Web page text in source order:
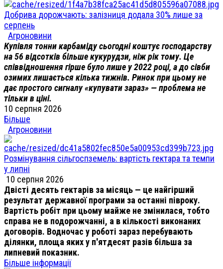
Добрива дорожчають: залізниця додала 30% лише за
серпень
Агроновини
Купівля тонни карбаміду сьогодні коштує господарству
на 56 відсотків більше кукурудзи, ніж рік тому. Це
співвідношення гірше було лише у 2022 році, а до сівби
озимих лишається кілька тижнів. Ринок при цьому не
дає простого сигналу «купувати зараз» — проблема не
тільки в ціні.
10 серпня 2026
Більше
Агроновини
Розмінування сільгоспземель: вартість гектара та темпи
у липні
10 серпня 2026
Двісті десять гектарів за місяць — це найгірший
результат державної програми за останні півроку.
Вартість робіт при цьому майже не змінилася, тобто
справа не в подорожчанні, а в кількості виконаних
договорів. Водночас у роботі зараз перебувають
ділянки, площа яких у п'ятдесят разів більша за
липневий показник.
Більше інформації